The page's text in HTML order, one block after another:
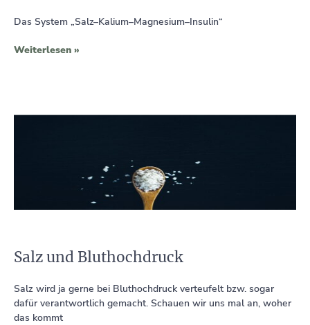
Das System „Salz–Kalium–Magnesium–Insulin“
Weiterlesen »
Salz und Bluthochdruck
Salz wird ja gerne bei Bluthochdruck verteufelt bzw. sogar
dafür verantwortlich gemacht. Schauen wir uns mal an, woher
das kommt